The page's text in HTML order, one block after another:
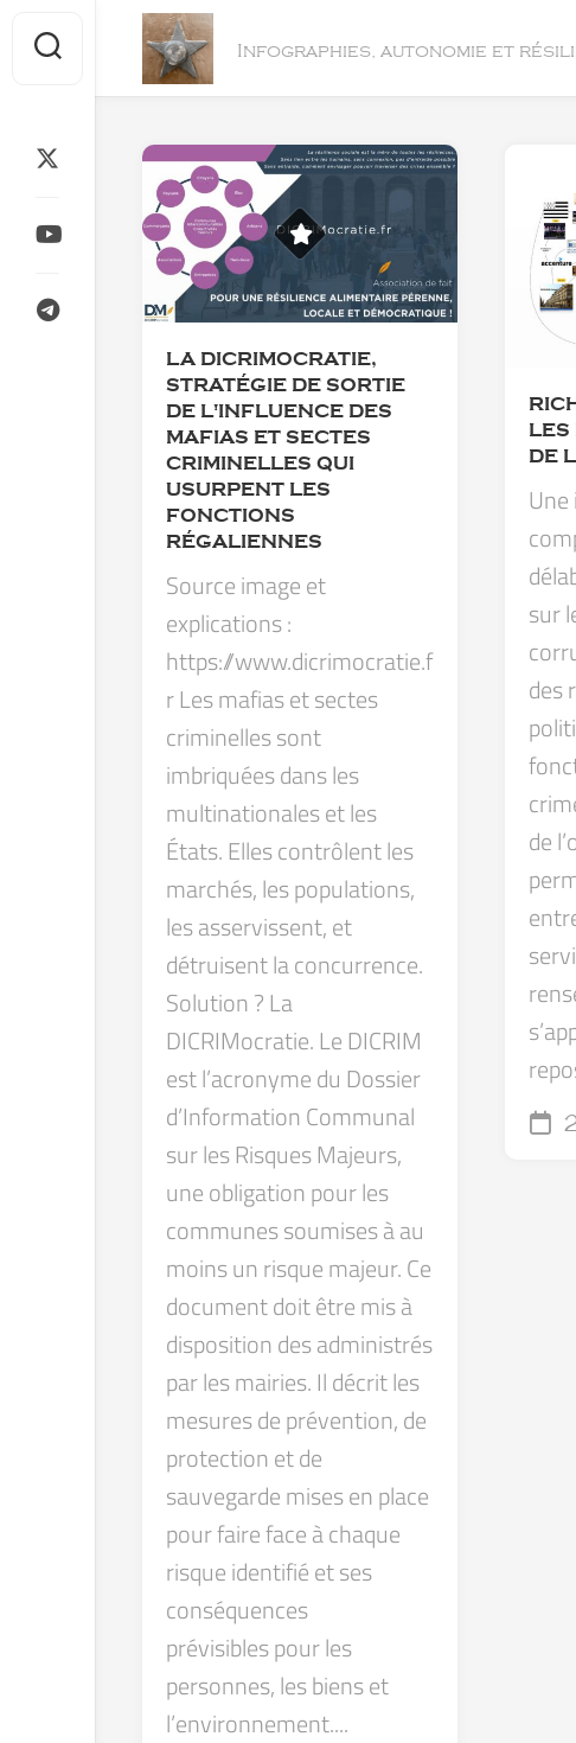
content
Infographies, autonomie et
LA DICRIMOCRATIE,
STRATÉGIE DE SORTIE
DE L'INFLUENCE DES
MAFIAS ET SECTES
CRIMINELLES QUI
USURPENT LES
FONCTIONS
RÉGALIENNES
Source image et
explications :
https://www.dicrimocratie.f
r Les mafias et sectes
criminelles sont
imbriquées dans les
multinationales et les
États. Elles contrôlent les
marchés, les populations,
les asservissent, et
détruisent la concurrence.
Solution ? La
DICRIMocratie. Le DICRIM
est l’acronyme du Dossier
d’Information Communal
sur les Risques Majeurs,
une obligation pour les
communes soumises à au
moins un risque majeur. Ce
document doit être mis à
disposition des administrés
par les mairies. Il décrit les
mesures de prévention, de
protection et de
sauvegarde mises en place
pour faire face à chaque
risque identifié et ses
conséquences
prévisibles pour les
personnes, les biens et
l’environnement....
LES
DE
sur
des
de